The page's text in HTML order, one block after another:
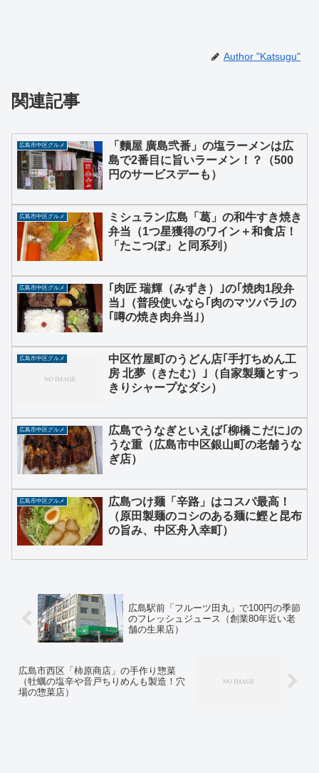
Author "Katsugu"
関連記事
広島市中区グルメ
「麵屋 廣島弐番」の塩ラーメンは広
島で2番目に旨いラーメン！？（500
円のサービスデーも）
広島市中区グルメ
ミシュラン広島「葛」の和牛すき焼き
弁当（1つ星獲得のワイン＋和食店！
「たこつぼ」と同系列）
広島市中区グルメ
｢肉匠 瑞輝（みずき）｣の｢焼肉1段弁
当｣（普段使いなら｢肉のマツバラ｣の
｢噂の焼き肉弁当｣）
広島市中区グルメ
中区竹屋町のうどん店｢手打ちめん工
房 北夢（きたむ）｣（自家製麺とすっ
きりシャープなダシ）
広島市中区グルメ
広島でうなぎといえば｢柳橋こだに｣の
うな重（広島市中区銀山町の老舗うな
ぎ店）
広島市中区グルメ
広島つけ麺「辛路」はコスパ最高！
（原田製麺のコシのある麺に鰹と昆布
の旨み、中区舟入幸町）
広島駅前「フルーツ田丸」で100円の季節
のフレッシュジュース（創業80年近い老
舗の生果店）
広島市西区「柿原商店」の手作り惣菜
（牡蠣の塩辛や音戸ちりめんも製造！穴
場の惣菜店）